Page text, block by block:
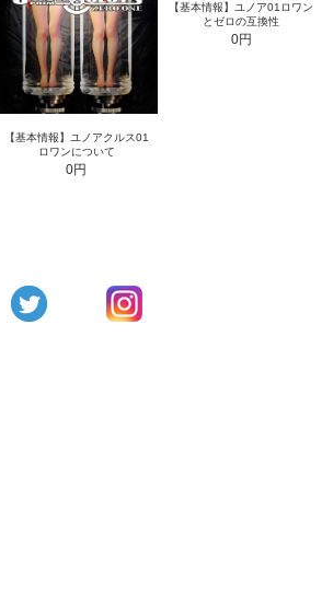
【基本情報】ユノアクルス01
ロワンについて
0円
【基本情報】ユノア01ロワン
とゼロの互換性
0円